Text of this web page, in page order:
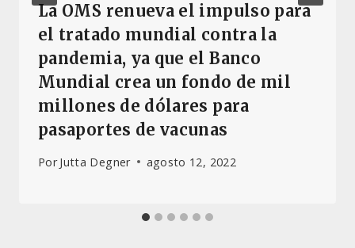
La OMS renueva el impulso para
el tratado mundial contra la
pandemia, ya que el Banco
Mundial crea un fondo de mil
millones de dólares para
pasaportes de vacunas
Por Jutta Degner agosto 12, 2022